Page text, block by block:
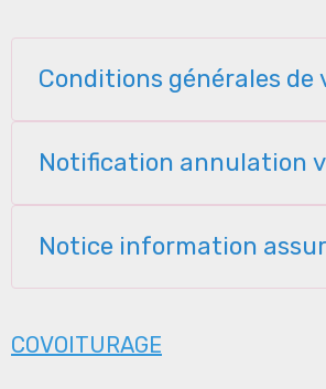
Conditions générales de
Notification annulation
Notice information
COVOITURAGE